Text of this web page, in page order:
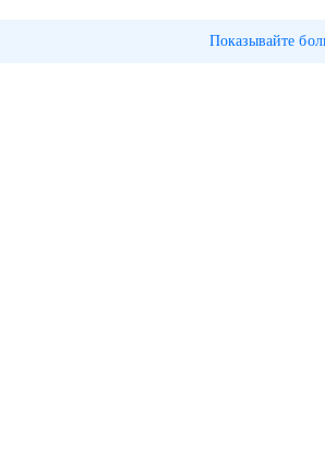
Показывайте